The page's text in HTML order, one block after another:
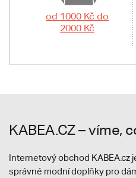
od 1000 Kč do
2000 Kč
KABEA.CZ – víme,
Internetový obchod KABEA.cz
správné modní doplňky pro